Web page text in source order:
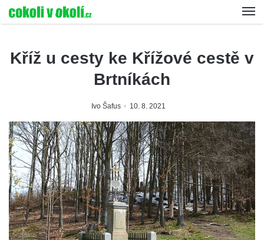
Kříž u cesty ke Křížové cestě v
Brtníkách
Ivo Šafus 10. 8. 2021